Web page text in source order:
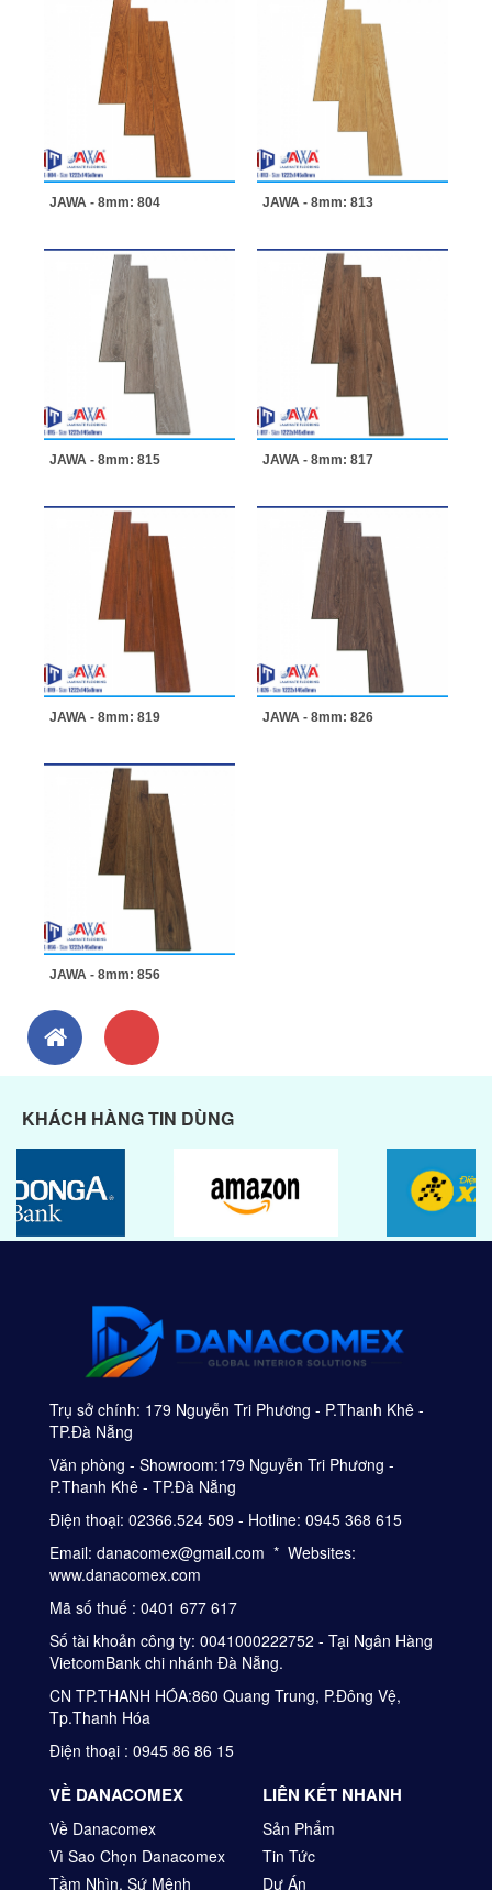
JAWA - 8mm: 804 JAWA - 8mm: 813
JAWA - 8mm: 815 JAWA - 8mm: 817
JAWA - 8mm: 819 JAWA - 8mm: 826
JAWA - 8mm: 856
KHÁCH HÀNG TIN DÙNG
Trụ sở chính: 179 Nguyễn Tri Phương - P.Thanh Khê -
TP.Đà Nẵng
Văn phòng - Showroom:179 Nguyễn Tri Phương -
P.Thanh Khê - TP.Đà Nẵng
Điện thoại: 02366.524 509 - Hotline: 0945 368 615
Email: danacomex@gmail.com * Websites:
www.danacomex.com
Mã số thuế : 0401 677 617
Số tài khoản công ty: 0041000222752 - Tại Ngân Hàng
VietcomBank chi nhánh Đà Nẵng.
CN TP.THANH HÓA:860 Quang Trung, P.Đông Vệ,
Tp.Thanh Hóa
Điện thoại : 0945 86 86 15
VỀ DANACOMEX
Về Danacomex
Vì Sao Chọn Danacomex
Tầm Nhìn, Sứ Mệnh
LIÊN KẾT NHANH
Sản Phẩm
Tin Tức
Dự Án